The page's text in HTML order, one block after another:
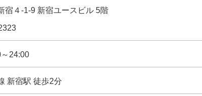
宿４-1-9 新宿ユースビル 5階
24:00
新宿駅 徒歩2分